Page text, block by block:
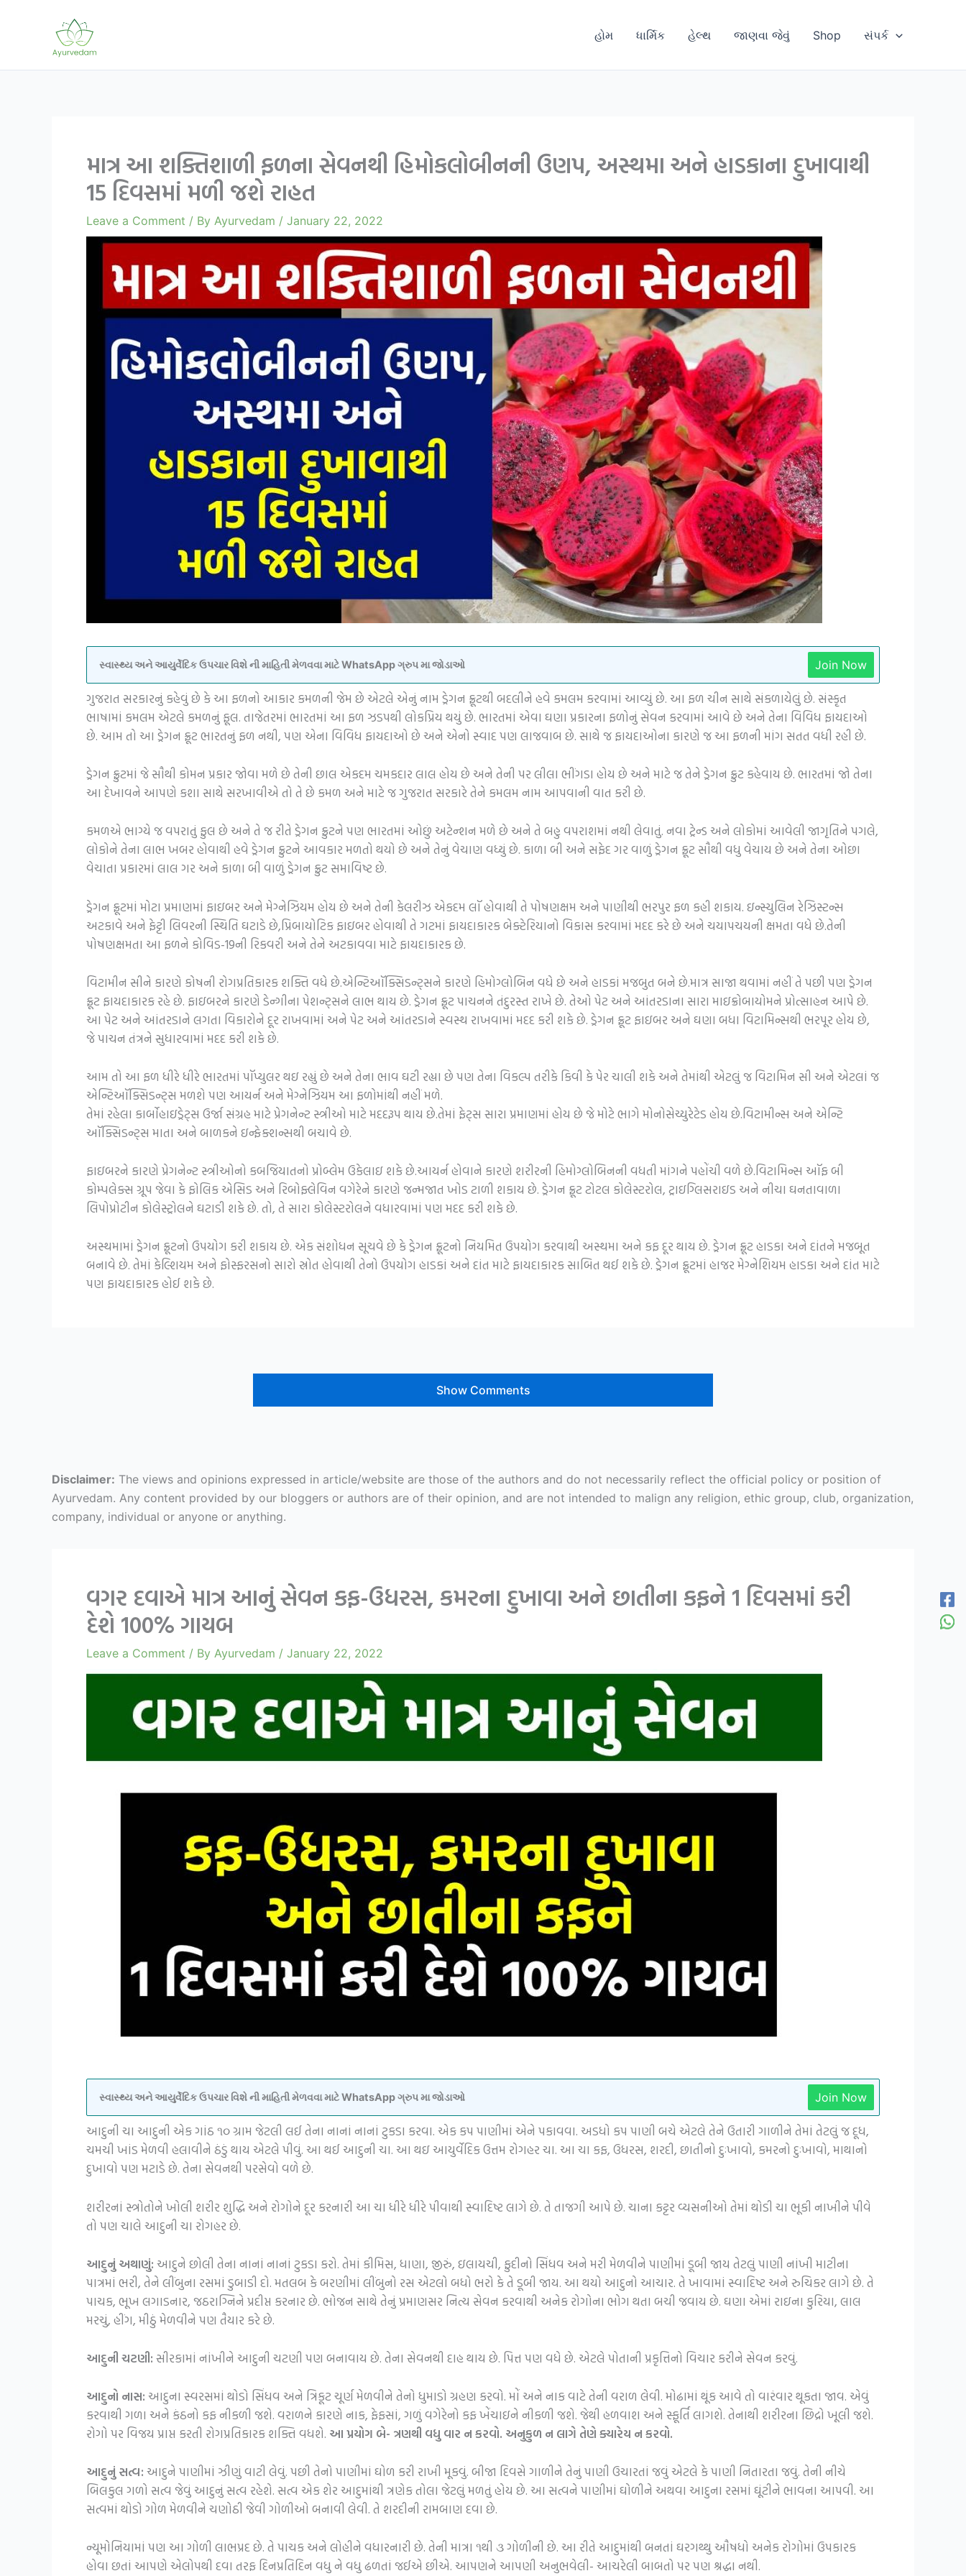
હોમ ધાર્મિક હેલ્થ જાણવા જેવું Shop સંપર્ક
માત્ર આ શક્તિશાળી ફળના સેવનથી હિમોકલોબીનની ઉણપ, અસ્થમા અને હાડકાના દુખાવાથી
15 દિવસમાં મળી જશે રાહત
Leave a Comment / By Ayurvedam / January 22, 2022
સ્વાસ્થ્ય અને આયુર્વેદિક ઉપચાર વિશે ની માહિતી મેળવવા માટે WhatsApp ગ્રુપ મા જોડાઓ Join Now
ગુજરાત સરકારનું કહેવું છે કે આ ફળનો આકાર કમળની જેમ છે એટલે એનું નામ ડ્રેગન ફ્રૂટથી બદલીને હવે કમલમ કરવામાં આવ્યું છે. આ ફળ ચીન સાથે સંકળાયેલું છે. સંસ્કૃત
ભાષામાં કમલમ એટલે કમળનું ફૂલ. તાજેતરમાં ભારતમાં આ ફળ ઝડપથી લોકપ્રિય થયું છે. ભારતમાં એવા ઘણા પ્રકારના ફળોનું સેવન કરવામાં આવે છે અને તેના વિવિધ ફાયદાઓ
છે. આમ તો આ ડ્રેગન ફ્રૂટ ભારતનું ફળ નથી, પણ એના વિવિધ ફાયદાઓ છે અને એનો સ્વાદ પણ લાજવાબ છે. સાથે જ ફાયદાઓના કારણે જ આ ફળની માંગ સતત વધી રહી છે.
ડ્રેગન ફ્રુટમાં જે સૌથી કોમન પ્રકાર જોવા મળે છે તેની છાલ એકદમ ચમકદાર લાલ હોય છે અને તેની પર લીલા ભીંગડા હોય છે અને માટે જ તેને ડ્રેગન ફ્રુટ કહેવાય છે. ભારતમાં જો તેના
આ દેખાવને આપણે કશા સાથે સરખાવીએ તો તે છે કમળ અને માટે જ ગુજરાત સરકારે તેને કમલમ નામ આપવાની વાત કરી છે.
કમળએ ભાગ્યે જ વપરાતું ફુલ છે અને તે જ રીતે ડ્રેગન ફ્રુટને પણ ભારતમાં ઓછું અટેન્શન મળે છે અને તે બહુ વપરાશમાં નથી લેવાતું. નવા ટ્રેન્ડ અને લોકોમાં આવેલી જાગૃતિને પગલે,
લોકોને તેના લાભ ખબર હોવાથી હવે ડ્રેગન ફ્રુટને આવકાર મળતો થયો છે અને તેનું વેચાણ વધ્યું છે. કાળા બી અને સફેદ ગર વાળું ડ્રેગન ફ્રૂટ સૌથી વધુ વેચાય છે અને તેના ઓછા
વેચાતા પ્રકારમાં લાલ ગર અને કાળા બી વાળું ડ્રેગન ફ્રુટ સમાવિષ્ટ છે.
ડ્રેગન ફ્રૂટમાં મોટા પ્રમાણમાં ફાઇબર અને મેગ્નેઝિયમ હોય છે અને તેની કેલરીઝ એકદમ લૉ હોવાથી તે પોષણક્ષમ અને પાણીથી ભરપુર ફળ કહી શકાય. ઇન્સ્યુલિન રેઝિસ્ટન્સ
અટકાવે અને ફેટ્ટી લિવરની સ્થિતિ ઘટાડે છે,પ્રિબાયોટિક ફાઇબર હોવાથી તે ગટમાં ફાયદાકારક બેક્ટેરિયાનો વિકાસ કરવામાં મદદ કરે છે અને ચયાપચયની ક્ષમતા વધે છે.તેની
પોષણક્ષમતા આ ફળને કોવિડ-19ની રિકવરી અને તેને અટકાવવા માટે ફાયદાકારક છે.
વિટામીન સીને કારણે કોષની રોગપ્રતિકારક શક્તિ વધે છે.એન્ટિઑક્સિડન્ટ્સને કારણે હિમોગ્લોબિન વધે છે અને હાડકાં મજબુત બને છે.માત્ર સાજા થવામાં નહીં તે પછી પણ ડ્રેગન
ફ્રૂટ ફાયદાકારક રહે છે. ફાઇબરને કારણે ડેન્ગીના પેશન્ટ્સને લાભ થાય છે. ડ્રેગન ફ્રૂટ પાચનને તંદુરસ્ત રાખે છે. તેઓ પેટ અને આંતરડાના સારા માઇક્રોબાયોમને પ્રોત્સાહન આપે છે.
આ પેટ અને આંતરડાને લગતા વિકારોને દૂર રાખવામાં અને પેટ અને આંતરડાને સ્વસ્થ રાખવામાં મદદ કરી શકે છે. ડ્રેગન ફ્રૂટ ફાઇબર અને ઘણા બધા વિટામિન્સથી ભરપૂર હોય છે,
જે પાચન તંત્રને સુધારવામાં મદદ કરી શકે છે.
આમ તો આ ફળ ધીરે ધીરે ભારતમાં પૉપ્યુલર થઇ રહ્યું છે અને તેના ભાવ ઘટી રહ્યા છે પણ તેના વિકલ્પ તરીકે કિવી કે પેર ચાલી શકે અને તેમાંથી એટલું જ વિટામિન સી અને એટલાં જ
એન્ટિઑક્સિડન્ટ્સ મળશે પણ આયર્ન અને મેગ્નેઝિયમ આ ફળોમાંથી નહીં મળે.
તેમાં રહેલા કાર્બોહાઇડ્રેટ્સ ઉર્જા સંગ્રહ માટે પ્રેગનેન્ટ સ્ત્રીઓ માટે મદદરૂપ થાય છે.તેમાં ફેટ્સ સારા પ્રમાણમાં હોય છે જે મોટે ભાગે મોનોસેચ્યુરેટેડ હોય છે.વિટામીન્સ અને એન્ટિ
ઑક્સિડન્ટ્સ માતા અને બાળકને ઇન્ફેક્શન્સથી બચાવે છે.
ફાઇબરને કારણે પ્રેગનેન્ટ સ્ત્રીઓનો કબજિયાતનો પ્રોબ્લેમ ઉકેલાઇ શકે છે.આયર્ન હોવાને કારણે શરીરની હિમોગ્લોબિનની વધતી માંગને પહોંચી વળે છે.વિટામિન્સ ઑફ બી
કોમ્પલેક્સ ગ્રૂપ જેવા કે ફોલિક એસિડ અને રિબોફ્લેવિન વગેરેને કારણે જન્મજાત ખોડ ટાળી શકાય છે. ડ્રેગન ફ્રૂટ ટોટલ કોલેસ્ટરોલ, ટ્રાઇગ્લિસરાઇડ અને નીચા ઘનતાવાળા
લિપોપ્રોટીન કોલેસ્ટ્રોલને ઘટાડી શકે છે. તો, તે સારા કોલેસ્ટરોલને વધારવામાં પણ મદદ કરી શકે છે.
અસ્થમામાં ડ્રેગન ફ્રૂટનો ઉપયોગ કરી શકાય છે. એક સંશોધન સૂચવે છે કે ડ્રેગન ફ્રૂટનો નિયમિત ઉપયોગ કરવાથી અસ્થમા અને કફ દૂર થાય છે. ડ્રેગન ફ્રૂટ હાડકા અને દાંતને મજબૂત
બનાવે છે. તેમાં કેલ્શિયમ અને ફોસ્ફરસનો સારો સ્રોત હોવાથી તેનો ઉપયોગ હાડકાં અને દાંત માટે ફાયદાકારક સાબિત થઈ શકે છે. ડ્રેગન ફ્રૂટમાં હાજર મેગ્નેશિયમ હાડકા અને દાંત માટે
પણ ફાયદાકારક હોઈ શકે છે.
Show Comments
Disclaimer: The views and opinions expressed in article/website are those of the authors and do not necessarily reflect the official policy or position of
Ayurvedam. Any content provided by our bloggers or authors are of their opinion, and are not intended to malign any religion, ethic group, club, organization,
company, individual or anyone or anything.
વગર દવાએ માત્ર આનું સેવન કફ-ઉધરસ, કમરના દુખાવા અને છાતીના કફને 1 દિવસમાં કરી
દેશે 100% ગાયબ
Leave a Comment / By Ayurvedam / January 22, 2022
સ્વાસ્થ્ય અને આયુર્વેદિક ઉપચાર વિશે ની માહિતી મેળવવા માટે WhatsApp ગ્રુપ મા જોડાઓ Join Now
આદુની ચા આદુની એક ગાંઠ ૧૦ ગ્રામ જેટલી લઈ તેના નાનાં નાનાં ટુકડા કરવા. એક કપ પાણીમાં એને પકાવવા. અડધો કપ પાણી બચે એટલે તેને ઉતારી ગાળીને તેમાં તેટલું જ દૂધ,
ચમચી ખાંડ મેળવી હલાવીને ઠંડું થાય એટલે પીવું. આ થઈ આદુની ચા. આ થઇ આયુર્વેદિક ઉત્તમ રોગહર ચા. આ ચા કફ, ઉધરસ, શરદી, છાતીનો દુઃખાવો, કમરનો દુઃખાવો, માથાનો
દુખાવો પણ મટાડે છે. તેના સેવનથી પરસેવો વળે છે.
શરીરનાં સ્ત્રોતોને ખોલી શરીર શુદ્ધિ અને રોગોને દૂર કરનારી આ ચા ધીરે ધીરે પીવાથી સ્વાદિષ્ટ લાગે છે. તે તાજગી આપે છે. ચાના કટ્ટર વ્યસનીઓ તેમાં થોડી ચા ભૂકી નાખીને પીવે
તો પણ ચાલે આદુની ચા રોગહર છે.
આદુનું અથાણું: આદુને છોલી તેના નાનાં નાનાં ટુકડા કરો. તેમાં કીમિસ, ધાણા, જીરું, ઇલાયચી, ફુદીનો સિંધવ અને મરી મેળવીને પાણીમાં ડૂબી જાય તેટલું પાણી નાંખી માટીના
પાત્રમાં ભરી, તેને લીંબુના રસમાં ડુબાડી દો. મતલબ કે બરણીમાં લીંબુનો રસ એટલો બધો ભરો કે તે ડૂબી જાય. આ થયો આદુનો આચાર. તે ખાવામાં સ્વાદિષ્ટ અને રુચિકર લાગે છે. તે
પાચક, ભૂખ લગાડનાર, જઠરાગ્નિને પ્રદીપ્ત કરનાર છે. ભોજન સાથે તેનું પ્રમાણસર નિત્ય સેવન કરવાથી અનેક રોગોના ભોગ થતા બચી જવાય છે. ઘણા એમાં રાઇના કુરિયા, લાલ
મરચું, હીંગ, મીઠું મેળવીને પણ તૈયાર કરે છે.
આદુની ચટણી: સીરકામાં નાંખીને આદુની ચટણી પણ બનાવાય છે. તેના સેવનથી દાહ થાય છે. પિત્ત પણ વધે છે. એટલે પોતાની પ્રકૃત્તિનો વિચાર કરીને સેવન કરવું.
આદુનો નાસ: આદુના સ્વરસમાં થોડો સિંધવ અને ત્રિકૂટ ચૂર્ણ મેળવીને તેનો ધુમાડો ગ્રહણ કરવો. મોં અને નાક વાટે તેની વરાળ લેવી. મોઢામાં થૂંક આવે તો વારંવાર થૂકતા જાવ. એવું
કરવાથી ગળા અને કંઠનો કફ નીકળી જશે. વરાળને કારણે નાક, ફેફસાં, ગળું વગેરેનો કફ ખેંચાઇને નીકળી જશે. જેથી હળવાશ અને સ્ફૂર્તિ લાગશે. તેનાથી શરીરના છિદ્રો ખૂલી જશે.
રોગો પર વિજય પ્રાપ્ત કરતી રોગપ્રતિકારક શક્તિ વધશે. આ પ્રયોગ બે- ત્રણથી વધુ વાર ન કરવો. અનુકુળ ન લાગે તેણે ક્યારેય ન કરવો.
આદુનું સત્વ: આદુને પાણીમાં ઝીણું વાટી લેવું. પછી તેનો પાણીમાં ઘોળ કરી રાખી મૂકવું. બીજા દિવસે ગાળીને તેનું પાણી ઉચારતાં જવું એટલે કે પાણી નિતારતા જવું. તેની નીચે
બિલકુલ ગળો સત્વ જેવું આદુનું સત્વ રહેશે. સત્વ એક શેર આદુમાંથી ત્રણેક તોલા જેટલું મળતું હોય છે. આ સત્વને પાણીમાં ઘોળીને અથવા આદુના રસમાં ઘૂંટીને ભાવના આપવી. આ
સત્વમાં થોડો ગોળ મેળવીને ચણોઠી જેવી ગોળીઓ બનાવી લેવી. તે શરદીની રામબાણ દવા છે.
ન્યૂમોનિયામાં પણ આ ગોળી લાભપ્રદ છે. તે પાચક અને લોહીને વધારનારી છે. તેની માત્રા ૧થી ૩ ગોળીની છે. આ રીતે આદુમાંથી બનતાં ઘરગથ્થુ ઔષધો અનેક રોગોમાં ઉપકારક
હોવા છતાં આપણે એલોપથી દવા તરફ દિનપ્રતિદિન વધુ ને વધુ ઢળતાં જઈએ છીએ. આપણને આપણી અનુભવેલી- આચરેલી બાબતો પર પણ શ્રદ્ધા નથી.